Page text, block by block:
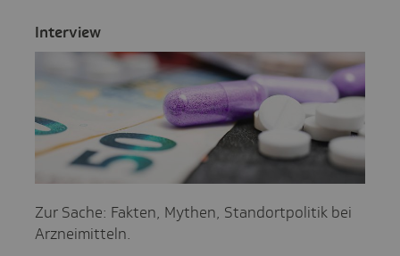
Inter­view
Zur Sache: Fakten, Mythen, Standortpolitik bei
Arzneimitteln.